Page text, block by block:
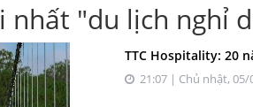
nhất "du lịch nghỉ
TTC Hospitality: 20
21:07 | Chủ nhật, 05/